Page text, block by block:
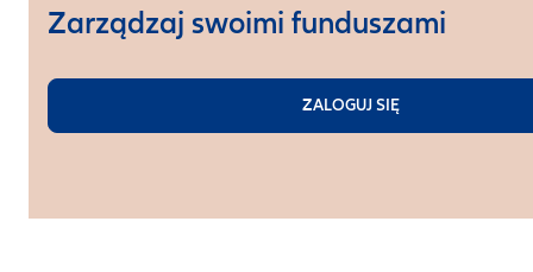
Zarządzaj swoimi funduszami
ZALOGUJ SIĘ